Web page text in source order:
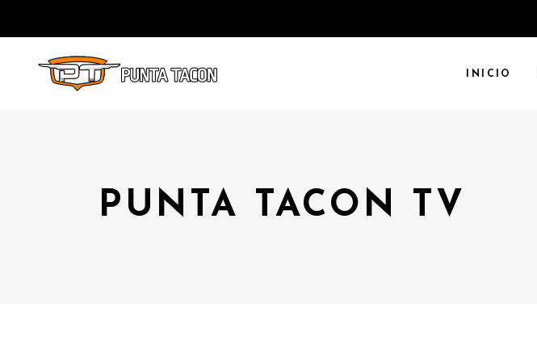
INICIO
PUNTA TACON TV